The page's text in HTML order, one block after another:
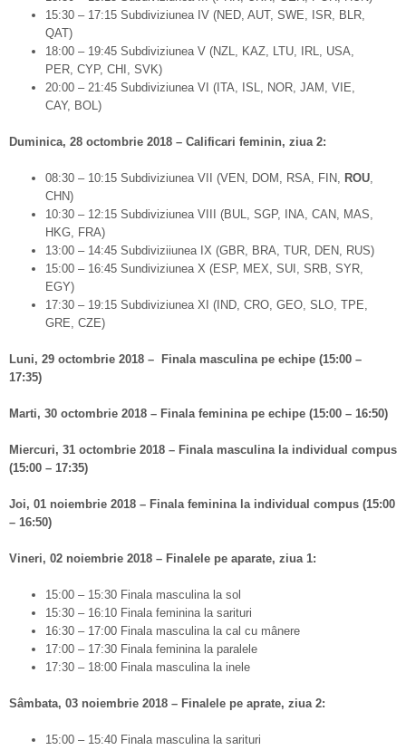
15:30 – 17:15 Subdiviziunea IV (NED, AUT, SWE, ISR, BLR,
QAT)
18:00 – 19:45 Subdiviziunea V (NZL, KAZ, LTU, IRL, USA,
PER, CYP, CHI, SVK)
20:00 – 21:45 Subdiviziunea VI (ITA, ISL, NOR, JAM, VIE,
CAY, BOL)
Duminica, 28 octombrie 2018 – Calificari feminin, ziua 2:
08:30 – 10:15 Subdiviziunea VII (VEN, DOM, RSA, FIN, ROU,
CHN)
10:30 – 12:15 Subdiviziunea VIII (BUL, SGP, INA, CAN, MAS,
HKG, FRA)
13:00 – 14:45 Subdiviziiunea IX (GBR, BRA, TUR, DEN, RUS)
15:00 – 16:45 Sundiviziunea X (ESP, MEX, SUI, SRB, SYR,
EGY)
17:30 – 19:15 Subdiviziunea XI (IND, CRO, GEO, SLO, TPE,
GRE, CZE)
Luni, 29 octombrie 2018 – Finala masculina pe echipe (15:00 –
17:35)
Marti, 30 octombrie 2018 – Finala feminina pe echipe (15:00 – 16:50)
Miercuri, 31 octombrie 2018 – Finala masculina la individual compus
(15:00 – 17:35)
Joi, 01 noiembrie 2018 – Finala feminina la individual compus (15:00
– 16:50)
Vineri, 02 noiembrie 2018 – Finalele pe aparate, ziua 1:
15:00 – 15:30 Finala masculina la sol
15:30 – 16:10 Finala feminina la sarituri
16:30 – 17:00 Finala masculina la cal cu mânere
17:00 – 17:30 Finala feminina la paralele
17:30 – 18:00 Finala masculina la inele
Sâmbata, 03 noiembrie 2018 – Finalele pe aprate, ziua 2:
15:00 – 15:40 Finala masculina la sarituri